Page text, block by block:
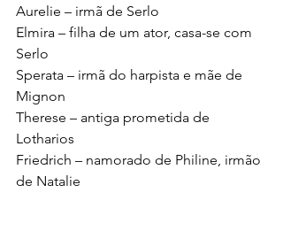
Aurelie – irmã de Serlo
Elmira – filha de um ator, casa-se com
Serlo
Sperata – irmã do harpista e mãe de
Mignon
Therese – antiga prometida de
Lotharios
Friedrich – namorado de Philine, irmão
de Natalie